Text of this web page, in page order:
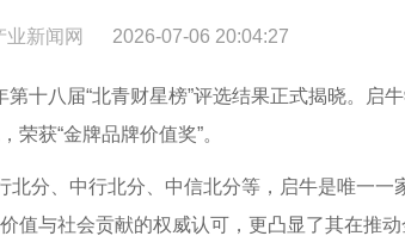
业新闻网 2026-07-06 20:04:27
八届“北青财星榜”评选结果正式揭晓。启
获“金牌品牌价值奖”。
分、中行北分、中信北分等，启牛是唯一一
值与社会贡献的权威认可，更凸显了其在推